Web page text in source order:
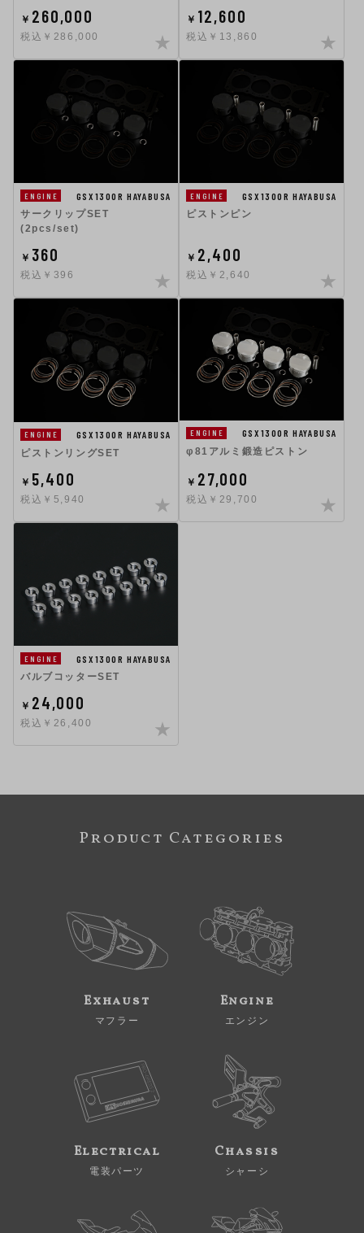
￥ 260,000
税込￥286,000
￥ 12,600
税込￥13,860
ENGINE
GSX1300R HAYABUSA
サークリップSET
(2pcs/set)
￥ 360
税込￥396
ENGINE
GSX1300R HAYABUSA
ピストンピン
￥ 2,400
税込￥2,640
ENGINE
GSX1300R HAYABUSA
ピストンリングSET
￥ 5,400
税込￥5,940
ENGINE
GSX1300R HAYABUSA
φ81アルミ鍛造ピストン
￥ 27,000
税込￥29,700
ENGINE
GSX1300R HAYABUSA
バルブコッターSET
￥ 24,000
税込￥26,400
Product Categories
Exhaust
マフラー
Engine
エンジン
Electrical
電装パーツ
Chassis
シャーシ